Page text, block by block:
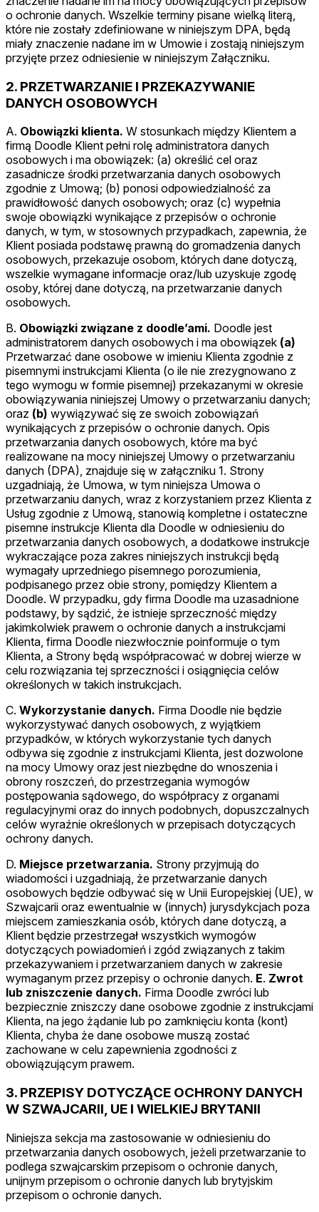
o ochronie danych. Wszelkie terminy pisane wielką literą,
które nie zostały zdefiniowane w niniejszym DPA, będą
miały znaczenie nadane im w Umowie i zostają niniejszym
przyjęte przez odniesienie w niniejszym Załączniku.
2. PRZETWARZANIE I PRZEKAZYWANIE
DANYCH OSOBOWYCH
A. Obowiązki klienta. W stosunkach między Klientem a
firmą Doodle Klient pełni rolę administratora danych
osobowych i ma obowiązek: (a) określić cel oraz
zasadnicze środki przetwarzania danych osobowych
zgodnie z Umową; (b) ponosi odpowiedzialność za
prawidłowość danych osobowych; oraz (c) wypełnia
swoje obowiązki wynikające z przepisów o ochronie
danych, w tym, w stosownych przypadkach, zapewnia, że
Klient posiada podstawę prawną do gromadzenia danych
osobowych, przekazuje osobom, których dane dotyczą,
wszelkie wymagane informacje oraz/lub uzyskuje zgodę
osoby, której dane dotyczą, na przetwarzanie danych
osobowych.
B. Obowiązki związane z doodle’ami. Doodle jest
administratorem danych osobowych i ma obowiązek (a)
Przetwarzać dane osobowe w imieniu Klienta zgodnie z
pisemnymi instrukcjami Klienta (o ile nie zrezygnowano z
tego wymogu w formie pisemnej) przekazanymi w okresie
obowiązywania niniejszej Umowy o przetwarzaniu danych;
oraz (b) wywiązywać się ze swoich zobowiązań
wynikających z przepisów o ochronie danych. Opis
przetwarzania danych osobowych, które ma być
realizowane na mocy niniejszej Umowy o przetwarzaniu
danych (DPA), znajduje się w załączniku 1. Strony
uzgadniają, że Umowa, w tym niniejsza Umowa o
przetwarzaniu danych, wraz z korzystaniem przez Klienta z
Usług zgodnie z Umową, stanowią kompletne i ostateczne
pisemne instrukcje Klienta dla Doodle w odniesieniu do
przetwarzania danych osobowych, a dodatkowe instrukcje
wykraczające poza zakres niniejszych instrukcji będą
wymagały uprzedniego pisemnego porozumienia,
podpisanego przez obie strony, pomiędzy Klientem a
Doodle. W przypadku, gdy firma Doodle ma uzasadnione
podstawy, by sądzić, że istnieje sprzeczność między
jakimkolwiek prawem o ochronie danych a instrukcjami
Klienta, firma Doodle niezwłocznie poinformuje o tym
Klienta, a Strony będą współpracować w dobrej wierze w
celu rozwiązania tej sprzeczności i osiągnięcia celów
określonych w takich instrukcjach.
C. Wykorzystanie danych. Firma Doodle nie będzie
wykorzystywać danych osobowych, z wyjątkiem
przypadków, w których wykorzystanie tych danych
odbywa się zgodnie z instrukcjami Klienta, jest dozwolone
na mocy Umowy oraz jest niezbędne do wnoszenia i
obrony roszczeń, do przestrzegania wymogów
postępowania sądowego, do współpracy z organami
regulacyjnymi oraz do innych podobnych, dopuszczalnych
celów wyraźnie określonych w przepisach dotyczących
ochrony danych.
D. Miejsce przetwarzania. Strony przyjmują do
wiadomości i uzgadniają, że przetwarzanie danych
osobowych będzie odbywać się w Unii Europejskiej (UE), w
Szwajcarii oraz ewentualnie w (innych) jurysdykcjach poza
miejscem zamieszkania osób, których dane dotyczą, a
Klient będzie przestrzegał wszystkich wymogów
dotyczących powiadomień i zgód związanych z takim
przekazywaniem i przetwarzaniem danych w zakresie
wymaganym przez przepisy o ochronie danych. E. Zwrot
lub zniszczenie danych. Firma Doodle zwróci lub
bezpiecznie zniszczy dane osobowe zgodnie z instrukcjami
Klienta, na jego żądanie lub po zamknięciu konta (kont)
Klienta, chyba że dane osobowe muszą zostać
zachowane w celu zapewnienia zgodności z
obowiązującym prawem.
3. PRZEPISY DOTYCZĄCE OCHRONY DANYCH
W SZWAJCARII, UE I WIELKIEJ BRYTANII
Niniejsza sekcja ma zastosowanie w odniesieniu do
przetwarzania danych osobowych, jeżeli przetwarzanie to
podlega szwajcarskim przepisom o ochronie danych,
unijnym przepisom o ochronie danych lub brytyjskim
przepisom o ochronie danych.